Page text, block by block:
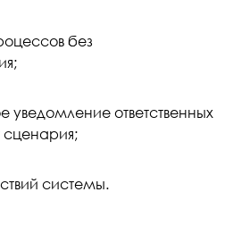
без
уведомление ответственных
сценария;
системы.